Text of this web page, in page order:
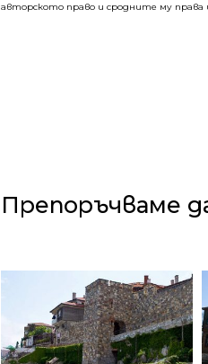
авторското право и сродните му права
Препоръчваме